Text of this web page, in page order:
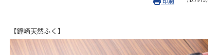
【鐘崎天然ふく】